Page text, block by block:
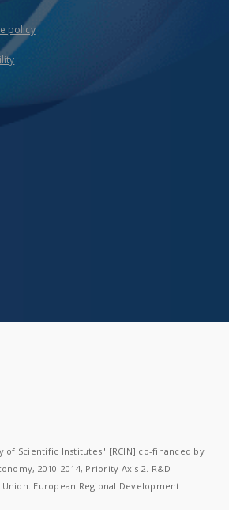
policy
of Scientific Institutes" [RCIN] co-financed by
2010-2014, Priority Axis 2. R&D
European Regional Development